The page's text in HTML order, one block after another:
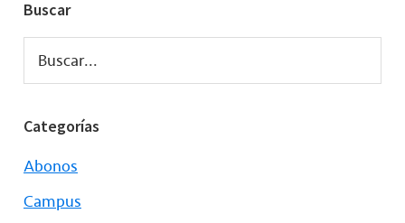
Buscar
Buscar...
Categorías
Abonos
Campus